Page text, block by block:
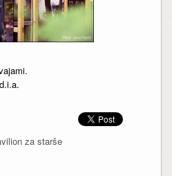
za starše